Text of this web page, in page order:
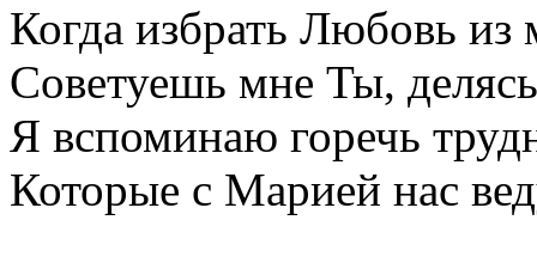
Когда избрать Любовь
Советуешь мне Ты,
Я вспоминаю горечь
Которые с Марией нас